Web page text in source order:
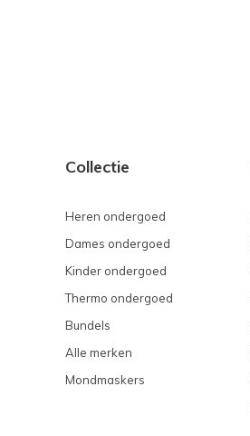
Collectie
Heren ondergoed
Dames ondergoed
Kinder ondergoed
Thermo ondergoed
Bundels
Alle merken
Mondmaskers